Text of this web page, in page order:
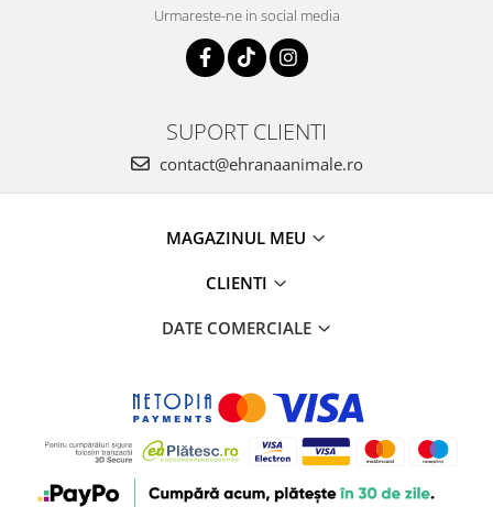
Urmareste-ne in social media
SUPORT CLIENTI
contact@ehranaanimale.ro
MAGAZINUL MEU
CLIENTI
DATE COMERCIALE